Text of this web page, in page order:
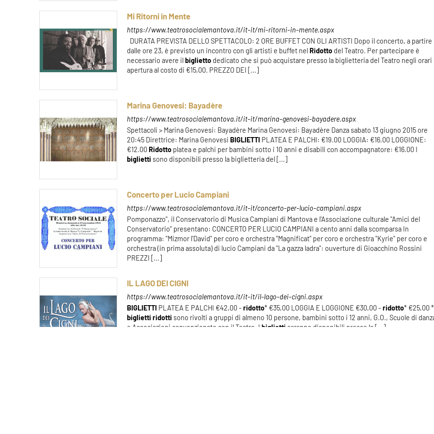
Mi Ritorni in Mente
https://www.teatrosocialemantova.it/it-it/mi-ritorni-in-mente.aspx
DURATA PREVISTA DELLO SPETTACOLO: 2 ORE BUFFET CON GLI ARTISTI Dopo il concerto, a partire
dalle ore 23, è previsto un incontro con gli artisti e buffet nelRidotto del Teatro. Per partecipare è
necessario avere ilbiglietto dedicato che si può acquistare presso la biglietteria del Teatro negli orari
apertura al costo di €15,00. PREZZO DEI [...]
Marina Genovesi: Bayadère
https://www.teatrosocialemantova.it/it-it/marina-genovesi-bayadere.aspx
Spettacoli > Marina Genovesi: Bayadère Marina Genovesi: Bayadère Danza sabato 13 giugno 2015 ore
20:45 Direttrice: Marina GenovesiBIGLIETTI PLATEA E PALCHI: €19.00 LOGGIA: €16.00 LOGGIONE:
€12.00Ridotto platea e palchi per bambini sotto i 10 anni e disabili con accompagnatore: €16.00 I
biglietti sono disponibili presso la biglietteria del [...]
Concerto per Lucio Campiani
https://www.teatrosocialemantova.it/it-it/concerto-per-lucio-campiani.aspx
Pomponazzo", il Conservatorio di Musica Campiani di Mantova e l'Associazione culturale "Amici del
Conservatorio" presentano: CONCERTO PER LUCIO CAMPIANI a cento anni dalla scomparsa In
programma: "Mizmor l'David" per coro e orchestra "Magnificat" per coro e orchestra "Kyrie" per coro e
orchestra (in prima assoluta) di lucio Campiani da "La gazza ladra": ouverture di Gioacchino Rossini
PREZZI [...]
IL LAGO DEI CIGNI
https://www.teatrosocialemantova.it/it-it/il-lago-dei-cigni.aspx
BIGLIETTI PLATEA E PALCHI €42,00 -ridotto* €35,00 LOGGIA E LOGGIONE €30,00 -ridotto* €25,00
biglietti ridotti sono rivolti a gruppi di almeno 10 persone, bambini sotto i 12 anni, G.O., Scuole di
e Associazioni convenzionate con il Teatro. Ibiglietti saranno disponibili presso la [...]